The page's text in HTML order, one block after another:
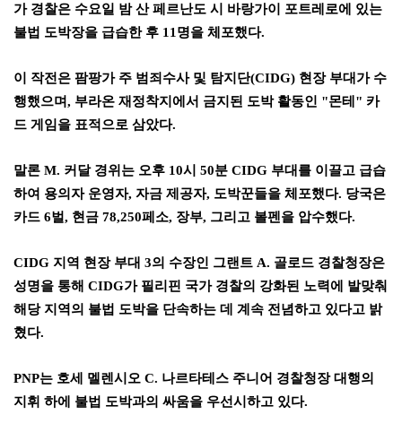
가 경찰은 수요일 밤 산 페르난도 시 바랑가이 포트레로에 있는
불법 도박장을 급습한 후 11 명을 체포했다.
이 작전은 팜팡가 주 범죄수사 및 탐지단(CIDG) 현장 부대가 수
행했으며, 부라온 재정착지에서 금지된 도박 활동인 "몬테 " 카
드 게임을 표적으로 삼았다.
말론 M. 커달 경위는 오후 10시 50분 CIDG 부대를 이끌고 급습
하여 용의자 운영자, 자금 제공자, 도박꾼들을 체포했다. 당국은
카드 6벌, 현금 78,250페소, 장부, 그리고 볼펜을 압수했다.
CIDG 지역 현장 부대 3의 수장인 그랜트 A. 골로드 경찰청장은
성명을 통해 CIDG가 필리핀 국가 경찰의 강화된 노력에 발맞춰
해당 지역의 불법 도박을 단속하는 데 계속 전념하고 있다고 밝
혔다.
PNP는 호세 멜렌시오 C. 나르타테스 주니어 경찰청장 대행의
지휘 하에 불법 도박과의 싸움을 우선시하고 있다.